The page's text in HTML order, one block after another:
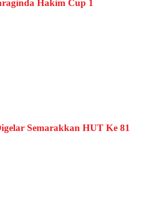
Hakim Cup 1
Semarakkan HUT Ke 81